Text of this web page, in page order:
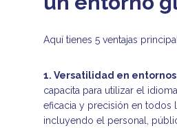
Aquí tienes 5 ventajas
1. Versatilidad en
capacita para utilizar el
eficacia y precisión en todos
incluyendo el personal,